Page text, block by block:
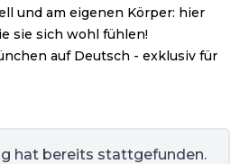
und am eigenen Körper: hier
sie sich wohl fühlen!
auf Deutsch - exklusiv für
hat bereits stattgefunden.